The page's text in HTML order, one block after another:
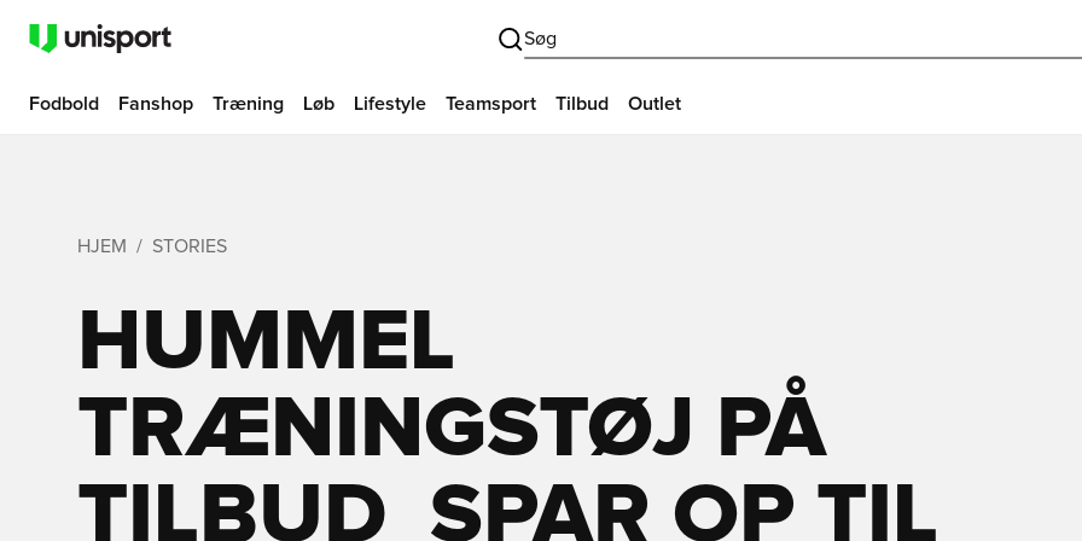
Søg
Fodbold Fanshop Træning Løb Lifestyle Teamsport Tilbud Outlet
HJEM STORIES
HUMMEL
TRÆNINGSTØJ PÅ
TILBUD  SPAR OP TIL